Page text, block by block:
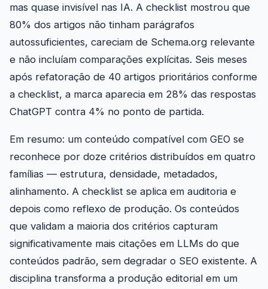
mas quase invisível nas IA. A checklist mostrou que
80% dos artigos não tinham parágrafos
autossuficientes, careciam de Schema.org relevante
e não incluíam comparações explícitas. Seis meses
após refatoração de 40 artigos prioritários conforme
a checklist, a marca aparecia em 28% das respostas
ChatGPT contra 4% no ponto de partida.
Em resumo: um conteúdo compatível com GEO se
reconhece por doze critérios distribuídos em quatro
famílias — estrutura, densidade, metadados,
alinhamento. A checklist se aplica em auditoria e
depois como reflexo de produção. Os conteúdos
que validam a maioria dos critérios capturam
significativamente mais citações em LLMs do que
conteúdos padrão, sem degradar o SEO existente. A
disciplina transforma a produção editorial em um